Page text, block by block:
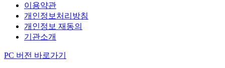
이용약관
개인정보처리방침
개인정보 재동의
기관소개
PC 버전 바로가기